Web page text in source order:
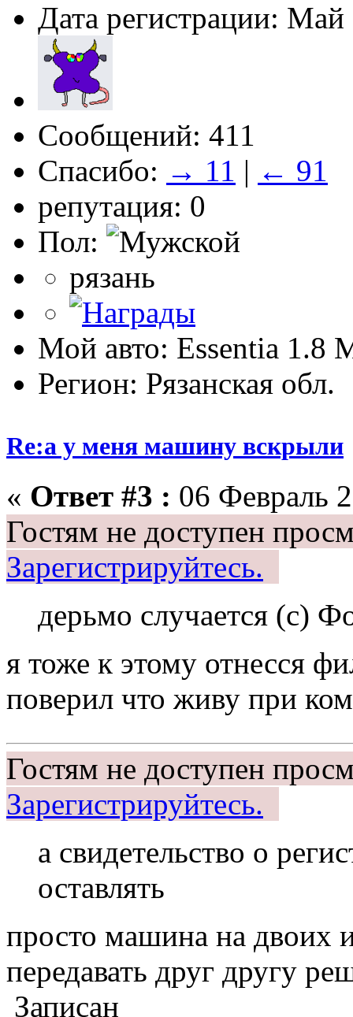
Дата регистрации: Май
Сообщений: 411
Спасибо: → 11 | ← 91
репутация: 0
Пол:
рязань
Мой авто: Essentia 1.8
Регион: Рязанская обл.
Re:а у меня машину вскрыли
« Ответ #3 : 06 Февраль
Гостям не доступен
Зарегистрируйтесь.
дерьмо случается (с)
я тоже к этому отнесся
поверил что живу при
Гостям не доступен
Зарегистрируйтесь.
а свидетельство о
оставлять
просто машина на двоих
передавать друг другу
Записан